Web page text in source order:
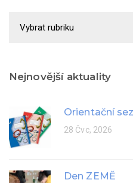
Nejnovější aktuality
Orientační
28 Čvc, 2026
Den ZEMĚ